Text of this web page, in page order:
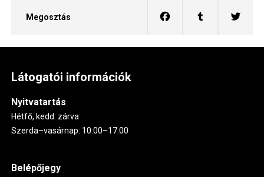
Megosztás
Látogatói információk
Nyitvatartás
Hétfő, kedd: zárva
Szerda–vasárnap: 10:00–17:00
Belépőjegy